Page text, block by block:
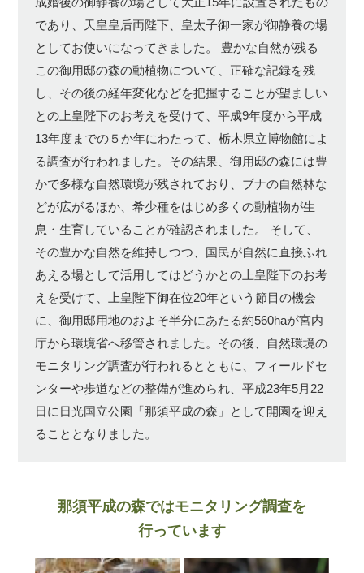
であり、天皇皇后両陛下、皇太子御一家が御静養の場
としてお使いになってきました。 豊かな自然が残る
この御用邸の森の動植物について、正確な記録を残
し、その後の経年変化などを把握することが望ましい
との上皇陛下のお考えを受けて、平成9年度から平成
13年度までの５か年にわたって、栃木県立博物館によ
る調査が行われました。その結果、御用邸の森には豊
かで多様な自然環境が残されており、ブナの自然林な
どが広がるほか、希少種をはじめ多くの動植物が生
息・生育していることが確認されました。
そして、
その豊かな自然を維持しつつ、国民が自然に直接ふれ
あえる場として活用してはどうかとの上皇陛下のお考
えを受けて、上皇陛下御在位20年という節目の機会
に、御用邸用地のおよそ半分にあたる約560haが宮内
庁から環境省へ移管されました。その後、自然環境の
モニタリング調査が行われるとともに、フィールドセ
ンターや歩道などの整備が進められ、平成23年5月22
日に日光国立公園「那須平成の森」として開園を迎え
ることとなりました。
那須平成の森ではモニタリング調査を
行っています